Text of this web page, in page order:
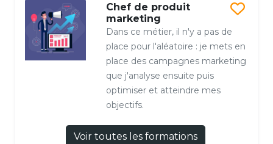
Chef de produit
marketing
Dans ce métier, il n'y a pas de
place pour l'aléatoire : je mets en
place des campagnes marketing
que j'analyse ensuite puis
optimiser et atteindre mes
objectifs.
Voir toutes les formations